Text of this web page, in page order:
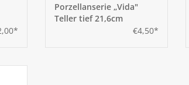
Porzellanserie „Vida"
Teller tief 21,6cm
€4,50*